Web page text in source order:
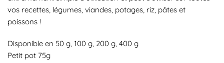
vos recettes, légumes, viandes, potages, riz, pâtes et
poissons !
Disponible en 50 g, 100 g, 200 g, 400 g
Petit pot 75g